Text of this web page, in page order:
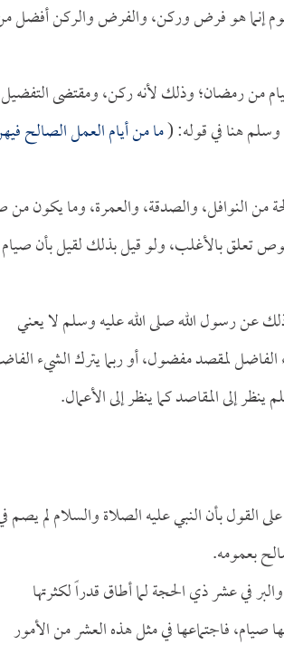
إنما هو فرض وركن، والفرض والركن أفضل
من رمضان؛ وذلك لأنه ركن، ومقتضى التفضيل
وسلم هنا في قوله: (ما من أيام العمل الصالح
من النوافل، والصدقة، والعمرة، وما يكون
تعلق بالأغلب، ولو قيل بذلك لقيل بأن صيام
عن رسول الله صلى الله عليه وسلم لا يعني
الفاضل لمقصد مفضول، أو ربما يترك الشيء
إلى المقاصد كما ينظر إلى الأعمال.
بأن النبي عليه الصلاة والسلام لم يصم
بعمومه.
في عشر ذي الحجة لما أطاق قدراً لكثرتها
صيام، فاجتماعها في مثل هذه العشر من الأمور